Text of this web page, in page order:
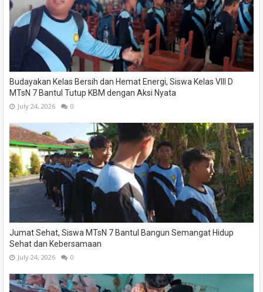
Budayakan Kelas Bersih dan Hemat Energi, Siswa Kelas VIII D
MTsN 7 Bantul Tutup KBM dengan Aksi Nyata
July 24, 2026 0
Jumat Sehat, Siswa MTsN 7 Bantul Bangun Semangat Hidup
Sehat dan Kebersamaan
July 24, 2026 0